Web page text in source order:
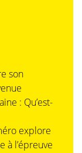
son
: Qu’est-
explore
à l’épreuve